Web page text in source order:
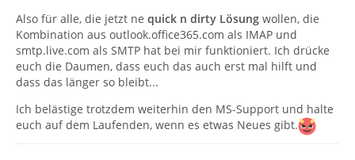
Also für alle, die jetzt ne quick n dirty Lösung wollen, die
Kombination aus outlook.office365.com als IMAP und
smtp.live.com als SMTP hat bei mir funktioniert. Ich drücke
euch die Daumen, dass euch das auch erst mal hilft und
dass das länger so bleibt...
Ich belästige trotzdem weiterhin den MS-Support und halte
euch auf dem Laufenden, wenn es etwas Neues gibt.